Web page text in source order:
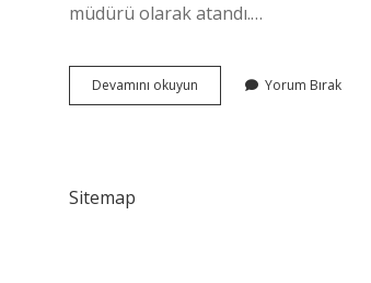
müdürü olarak atandı.…
Devamını okuyun
Özel
Yorum Bırak
Sitemap